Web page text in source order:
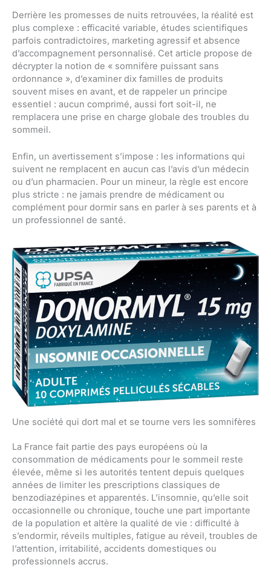
Derrière les promesses de nuits retrouvées, la réalité est
plus complexe : efficacité variable, études scientifiques
parfois contradictoires, marketing agressif et absence
d’accompagnement personnalisé. Cet article propose de
décrypter la notion de « somnifère puissant sans
ordonnance », d’examiner dix familles de produits
souvent mises en avant, et de rappeler un principe
essentiel : aucun comprimé, aussi fort soit-il, ne
remplacera une prise en charge globale des troubles du
sommeil.
Enfin, un avertissement s’impose : les informations qui
suivent ne remplacent en aucun cas l’avis d’un médecin
ou d’un pharmacien. Pour un mineur, la règle est encore
plus stricte : ne jamais prendre de médicament ou
complément pour dormir sans en parler à ses parents et à
un professionnel de santé.
Une société qui dort mal et se tourne vers les somnifères
La France fait partie des pays européens où la
consommation de médicaments pour le sommeil reste
élevée, même si les autorités tentent depuis quelques
années de limiter les prescriptions classiques de
benzodiazépines et apparentés. L’insomnie, qu’elle soit
occasionnelle ou chronique, touche une part importante
de la population et altère la qualité de vie : difficulté à
s’endormir, réveils multiples, fatigue au réveil, troubles de
l’attention, irritabilité, accidents domestiques ou
professionnels accrus.